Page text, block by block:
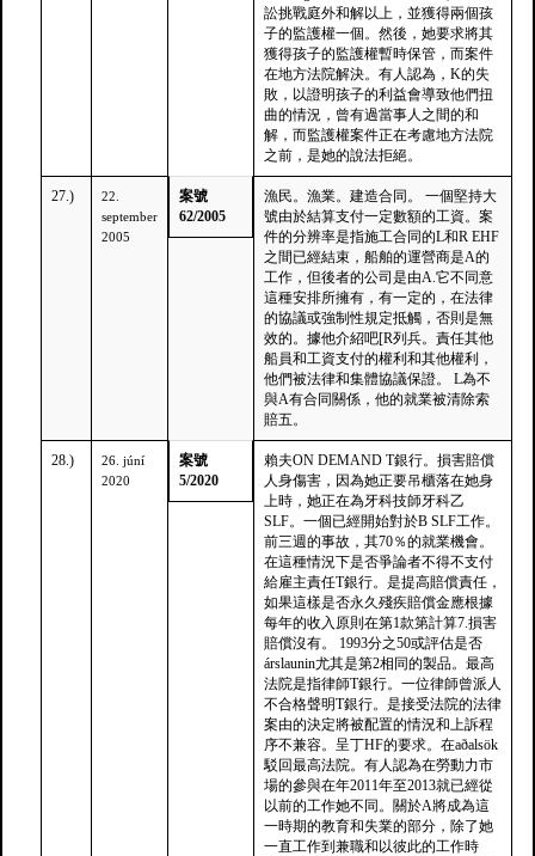
訟挑戰庭外和解以上，並獲得兩個孩
子的監護權一個。然後，她要求將其
獲得孩子的監護權暫時保管，而案件
在地方法院解決。有人認為，K的失
敗，以證明孩子的利益會導致他們扭
曲的情況，曾有過當事人之間的和
解，而監護權案件正在考慮地方法院
之前，是她的說法拒絕。
27.)
22.
september
2005
案號
62/2005
漁民。漁業。建造合同。 一個堅持大
號由於結算支付一定數額的工資。案
件的分辨率是指施工合同的L和R EHF
之間已經結束，船舶的運營商是A的
工作，但後者的公司是由A.它不同意
這種安排所擁有，有一定的，在法律
的協議或強制性規定抵觸，否則是無
效的。據他介紹吧[R列兵。責任其他
船員和工資支付的權利和其他權利，
他們被法律和集體協議保證。 L為不
與A有合同關係，他的就業被清除索
賠五。
28.)
26. júní
2020
案號
5/2020
賴夫ON DEMAND T銀行。損害賠償
人身傷害，因為她正要吊櫃落在她身
上時，她正在為牙科技師牙科乙
SLF。一個已經開始對於B SLF工作。
前三週的事故，其70％的就業機會。
在這種情況下是否爭論者不得不支付
給雇主責任T銀行。是提高賠償責任，
如果這樣是否永久殘疾賠償金應根據
每年的收入原則在第1款第計算7.損害
賠償沒有。 1993分之50或評估是否
árslaunin尤其是第2相同的製品。最高
法院是指律師T銀行。一位律師曾派人
不合格聲明T銀行。是接受法院的法律
案由的決定將被配置的情況和上訴程
序不兼容。呈丁HF的要求。在aðalsök
駁回最高法院。有人認為在勞動力市
場的參與在年2011年至2013就已經從
以前的工作她不同。關於A將成為這
一時期的教育和失業的部分，除了她
一直工作到兼職和以彼此的工作時